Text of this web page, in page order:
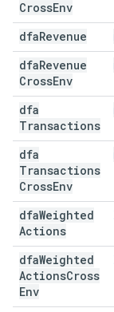
CrossEnv
dfaRevenue
dfaRevenue
CrossEnv
dfa
Transactions
dfa
Transactions
CrossEnv
dfaWeighted
Actions
dfaWeighted
ActionsCross
Env